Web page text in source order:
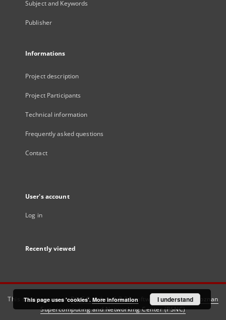
Subject and Keywords
Publisher
Informations
Project description
Project Participants
Technical information
Frequently asked questions
Contact
User's account
Log in
Recently viewed
This service runs onDInGO dLibra 6.3.21software created by
Poznan
Supercomputing and Networking Center (PSNC)
This page uses 'cookies'. More information I understand